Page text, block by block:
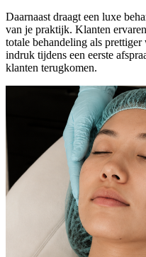
Daarnaast draagt een luxe
van je praktijk. Klanten
totale behandeling als
indruk tijdens een eerste
klanten terugkomen.